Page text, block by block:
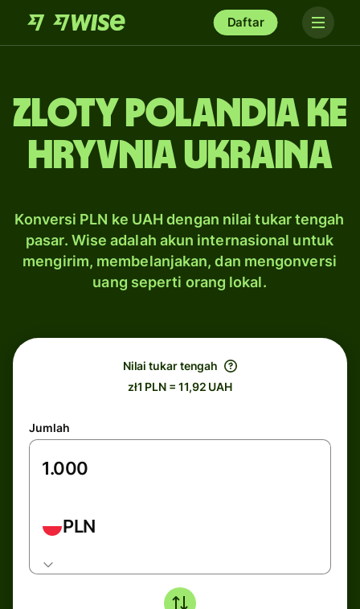
Daftar
zloty Polandia ke
hryvnia Ukraina
Konversi PLN ke UAH dengan nilai tukar tengah
pasar. Wise adalah akun internasional untuk
mengirim, membelanjakan, dan mengonversi
uang seperti orang lokal.
Nilai tukar tengah
zł1 PLN = 11,92 UAH
Jumlah
PLN